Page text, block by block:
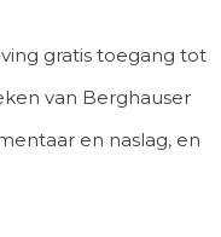
gratis toegang tot
van Berghauser
en naslag, en